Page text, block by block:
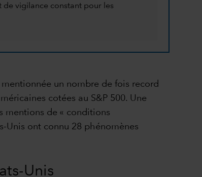
de vigilance constant pour les
un nombre de fois record
cotées au S&P 500. Une
mentions de « conditions
Unis ont connu 28 phénomènes
Unis